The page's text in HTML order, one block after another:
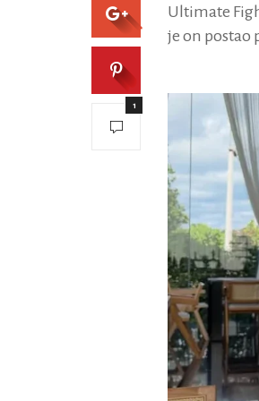
Ultimate
je on postao
1